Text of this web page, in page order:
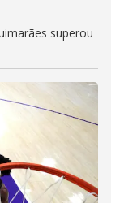
superou